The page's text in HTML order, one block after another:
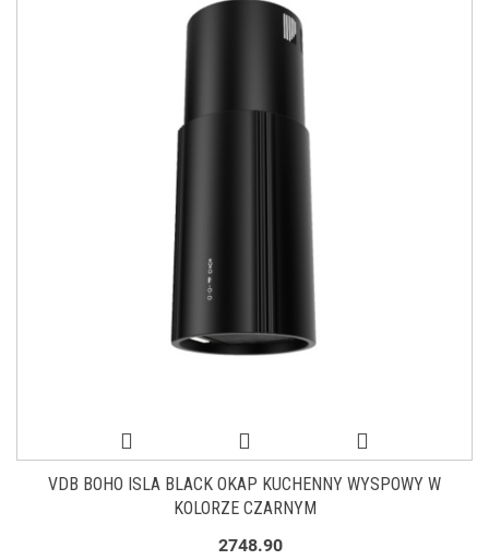
VDB BOHO ISLA BLACK OKAP KUCHENNY WYSPOWY W
KOLORZE CZARNYM
2748.90